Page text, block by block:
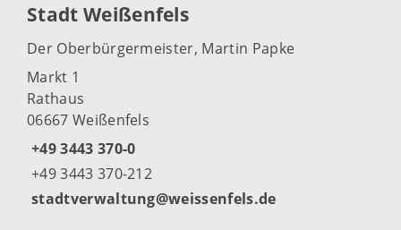
Stadt Weißenfels
Der Oberbürgermeister, Martin Papke
Markt 1
Rathaus
06667 Weißenfels
+49 3443 370-0
+49 3443 370-212
stadtverwaltung@weissenfels.de